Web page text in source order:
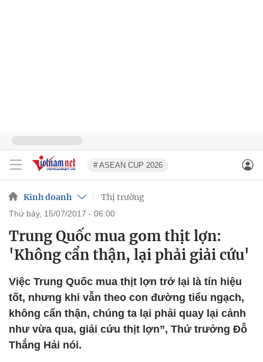
# ASEAN CUP 2026
Kinh doanh Thị trường
thứ bảy, 15/07/2017 - 06:00
Trung Quốc mua gom thịt lợn:
'Không cẩn thận, lại phải giải cứu'
Việc Trung Quốc mua thịt lợn trở lại là tín hiệu
tốt, nhưng khi vẫn theo con đường tiểu ngạch,
không cẩn thận, chúng ta lại phải quay lại cảnh
như vừa qua, giải cứu thịt lợn”, Thứ trưởng Đỗ
Thắng Hải nói.